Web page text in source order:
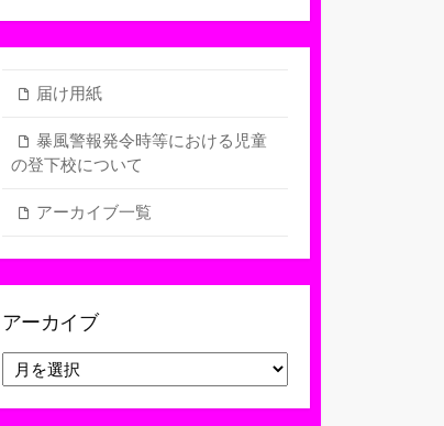
届け用紙
暴風警報発令時等における児童
の登下校について
アーカイブ一覧
アーカイブ
ー
カ